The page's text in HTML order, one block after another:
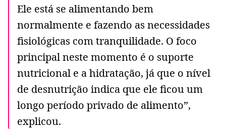
Ele está se alimentando bem
normalmente e fazendo as necessidades
fisiológicas com tranquilidade. O foco
principal neste momento é o suporte
nutricional e a hidratação, já que o nível
de desnutrição indica que ele ficou um
longo período privado de alimento”,
explicou.